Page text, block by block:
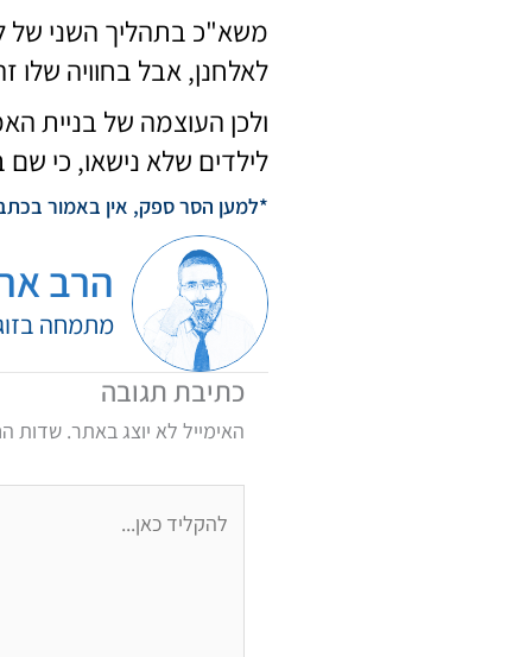
משא"כ בתהליך השני של
לאלחנן, אבל בחוויה שלו
ולכן העוצמה של בניית
לילדים שלא נישאו, כי שם
*למען הסר ספק, אין באמור
הרב
מתמחה
כתיבת תגובה
האימייל לא יוצג באתר. שדות